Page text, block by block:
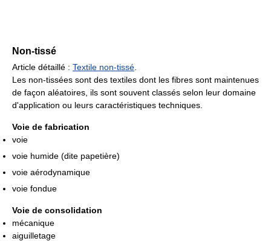
Non-tissé
Article détaillé : Textile non-tissé
Les non-tissées sont des textiles dont les fibres sont maintenues
de façon aléatoires, ils sont souvent classés selon leur domaine
d'application ou leurs caractéristiques techniques.
Voie de fabrication
voie
voie humide (dite papetière)
voie aérodynamique
voie fondue
Voie de consolidation
mécanique
aiguilletage